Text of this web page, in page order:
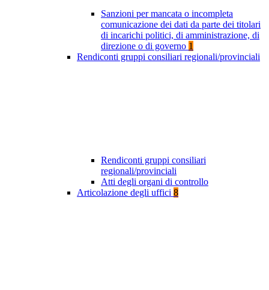
Sanzioni per mancata o incompleta
comunicazione dei dati da parte dei titolari
di incarichi politici, di amministrazione, di
direzione o di governo 1
Rendiconti gruppi consiliari regionali/provinciali
Rendiconti gruppi consiliari
regionali/provinciali
Atti degli organi di controllo
Articolazione degli uffici 8